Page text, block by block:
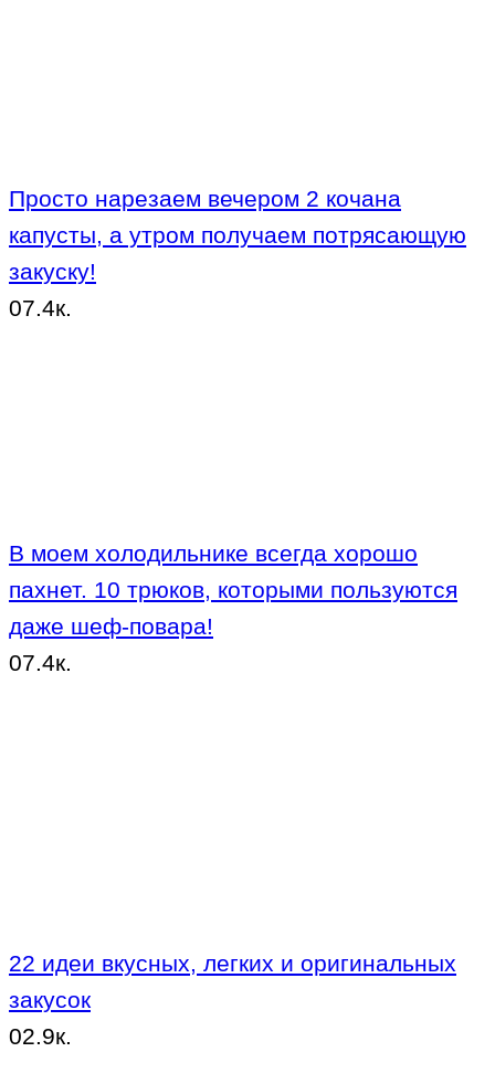
Просто нарезаем вечером 2 кочана
капусты, а утром получаем потрясающую
закуску!
07.4к.
В моем холодильнике всегда хорошо
пахнет. 10 трюков, которыми пользуются
даже шеф-повара!
07.4к.
22 идеи вкусных, легких и оригинальных
закусок
02.9к.